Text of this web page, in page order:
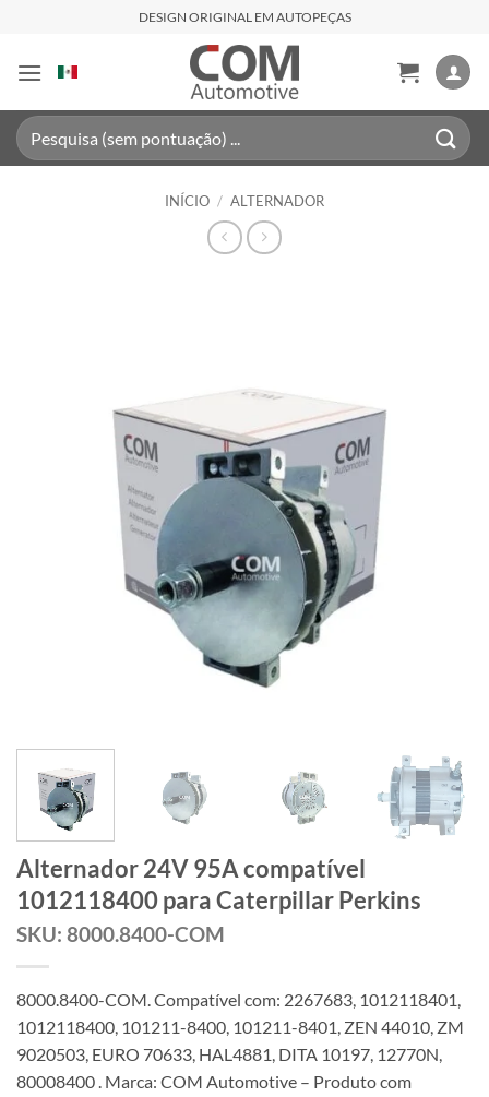
content
DESIGN ORIGINAL EM AUTOPEÇAS
Pesquisar
por:
INÍCIO / ALTERNADOR
Alternador 24V 95A compatível
1012118400 para Caterpillar Perkins
SKU: 8000.8400-COM
8000.8400-COM. Compatível com: 2267683, 1012118401,
1012118400, 101211-8400, 101211-8401, ZEN 44010, ZM
9020503, EURO 70633, HAL4881, DITA 10197, 12770N,
80008400 . Marca: COM Automotive – Produto com